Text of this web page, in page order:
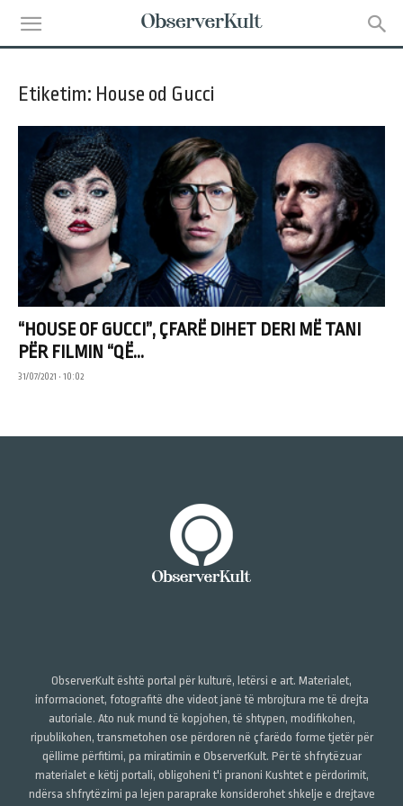
Etiketim: House od Gucci
“HOUSE OF GUCCI”, ÇFARË DIHET DERI MË TANI
PËR FILMIN “QË...
31/07/2021 • 10:02
ObserverKult është portal për kulturë, letërsi e art. Materialet,
informacionet, fotografitë dhe videot janë të mbrojtura me të drejta
autoriale. Ato nuk mund të kopjohen, të shtypen, modifikohen,
ripublikohen, transmetohen ose përdoren në çfarëdo forme tjetër për
qëllime përfitimi, pa miratimin e ObserverKult. Për të shfrytëzuar
materialet e këtij portali, obligoheni t'i pranoni Kushtet e përdorimit,
ndërsa shfrytëzimi pa lejen paraprake konsiderohet shkelje e drejtave